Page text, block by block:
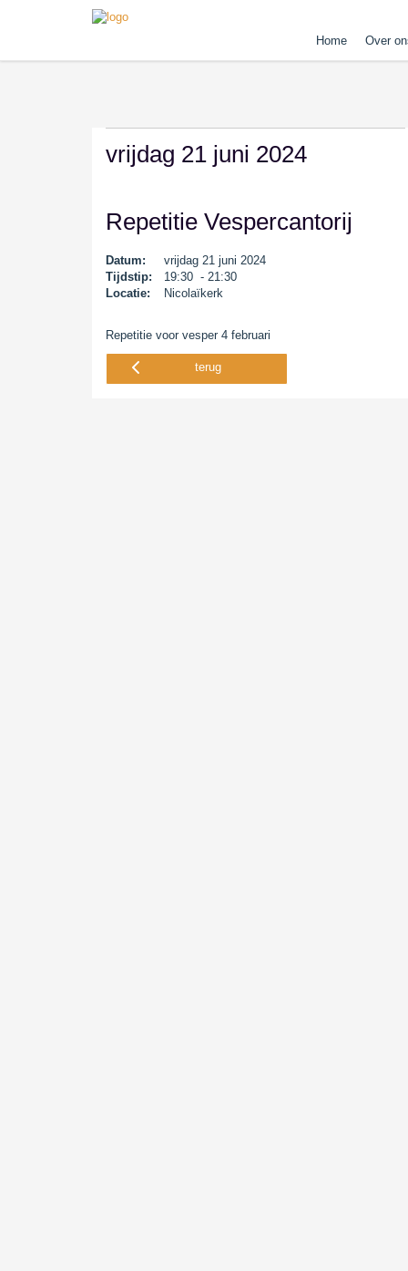
Home Over
vrijdag 21 juni 2024
Repetitie Vespercantorij
Datum:
vrijdag 21 juni 2024
Tijdstip:
19:30 - 21:30
Locatie:
Nicolaïkerk
Repetitie voor vesper 4 februari
terug